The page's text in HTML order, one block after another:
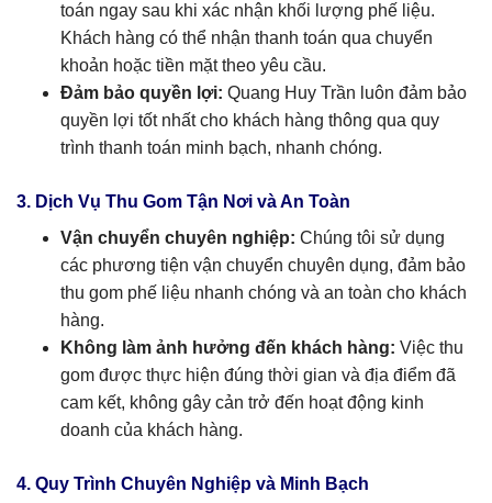
toán ngay sau khi xác nhận khối lượng phế liệu.
Khách hàng có thể nhận thanh toán qua chuyển
khoản hoặc tiền mặt theo yêu cầu.
Đảm bảo quyền lợi: Quang Huy Trần luôn đảm bảo
quyền lợi tốt nhất cho khách hàng thông qua quy
trình thanh toán minh bạch, nhanh chóng.
3. Dịch Vụ Thu Gom Tận Nơi và An Toàn
Vận chuyển chuyên nghiệp: Chúng tôi sử dụng
các phương tiện vận chuyển chuyên dụng, đảm bảo
thu gom phế liệu nhanh chóng và an toàn cho khách
hàng.
Không làm ảnh hưởng đến khách hàng: Việc thu
gom được thực hiện đúng thời gian và địa điểm đã
cam kết, không gây cản trở đến hoạt động kinh
doanh của khách hàng.
4. Quy Trình Chuyên Nghiệp và Minh Bạch